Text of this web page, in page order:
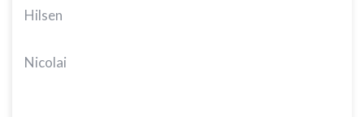
Hilsen
Nicolai